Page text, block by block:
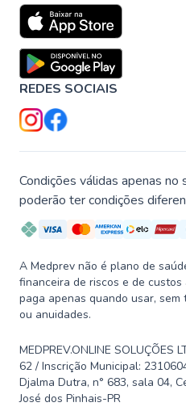
REDES SOCIAIS
Condições válidas apenas
poderão ter condições
A Medprev não é plano de
financeira de riscos e de
paga apenas quando usar,
ou anuidades.
MEDPREV.ONLINE SOLUÇÕES
62 / Inscrição Municipal:
Djalma Dutra, n° 683, sala 04,
José dos Pinhais-PR